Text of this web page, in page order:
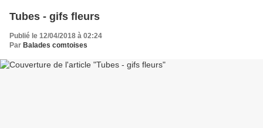
Tubes - gifs fleurs
Publié le 12/04/2018 à 02:24
Par Balades comtoises